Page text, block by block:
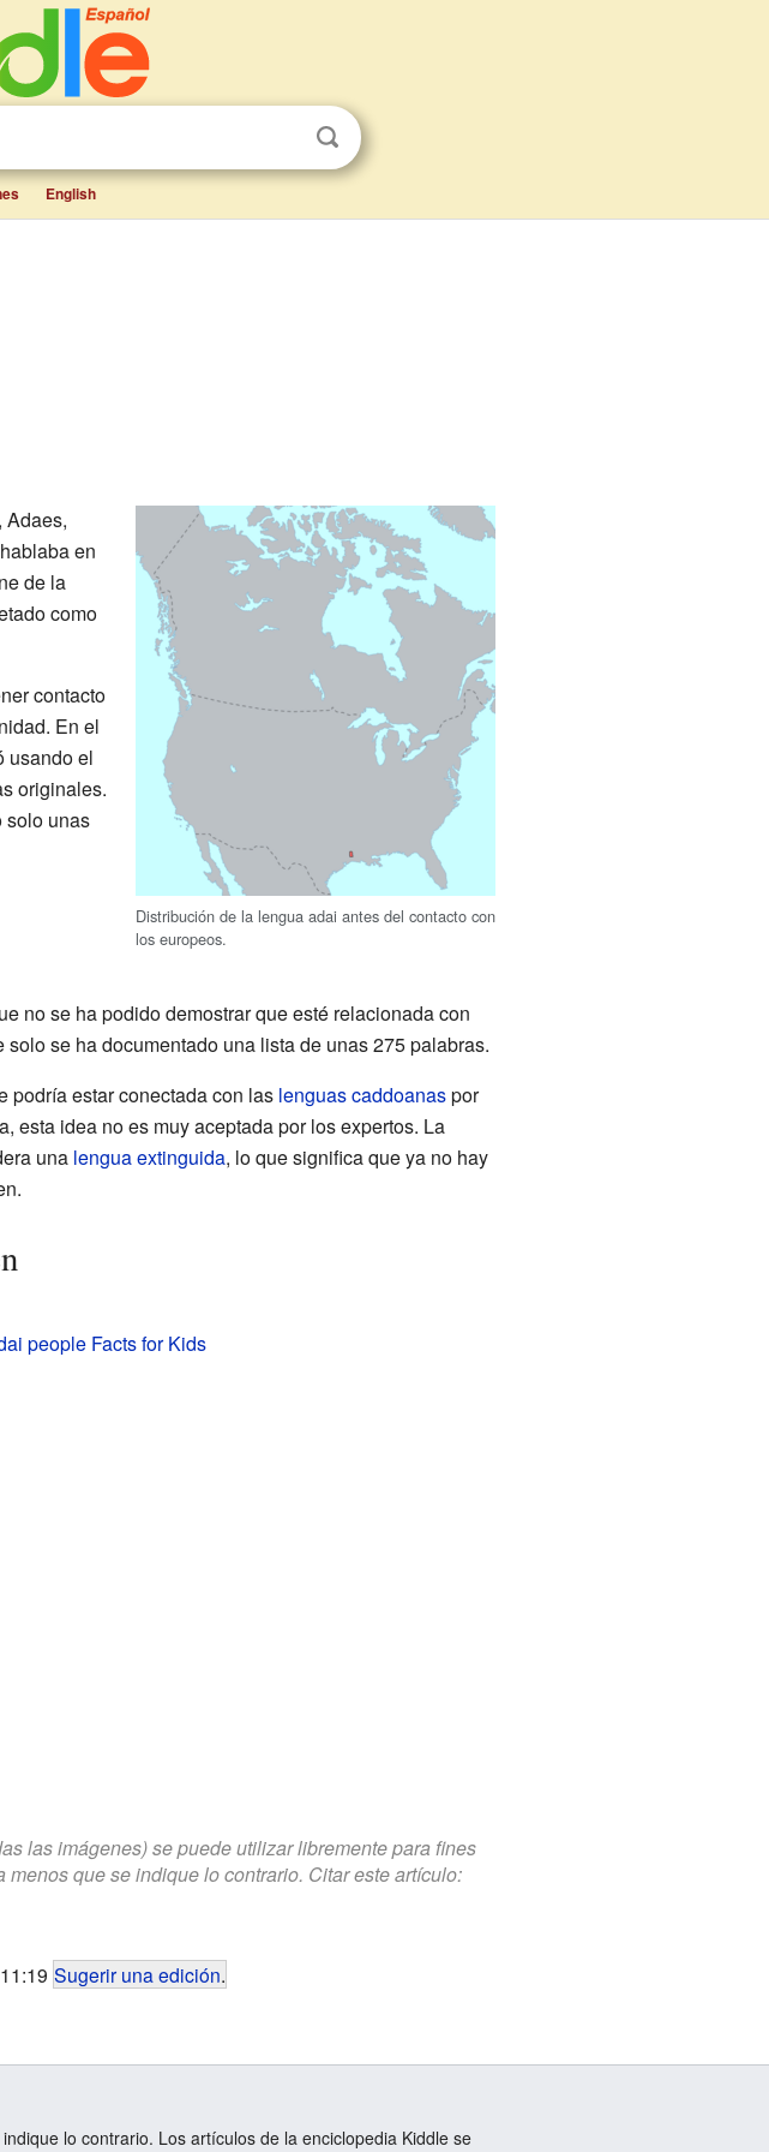
English
Distribución de la lengua adai antes del contacto con
los europeos.
en
de la
como
contacto
En el
usando el
originales.
solo unas
no se ha podido demostrar que esté relacionada con
se ha documentado una lista de unas 275 palabras.
podría estar conectada con las lenguas caddoanaspor
esta idea no es muy aceptada por los expertos. La
una lengua extinguida, lo que significa que ya no hay
people Facts for Kids
las imágenes) se puede utilizar libremente para fines
menos que se indique lo contrario. Citar este artículo:
Sugerir una edición.
lo contrario. Los artículos de la enciclopedia Kiddle se